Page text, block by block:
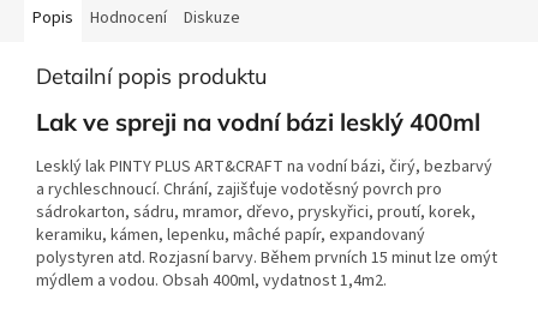
Popis Hodnocení Diskuze
Detailní popis produktu
Lak ve spreji na vodní bázi lesklý 400ml
Lesklý lak PINTY PLUS ART&CRAFT na vodní bázi, čirý, bezbarvý
a rychleschnoucí. Chrání, zajišťuje vodotěsný povrch pro
sádrokarton, sádru, mramor, dřevo, pryskyřici, proutí, korek,
keramiku, kámen, lepenku, mâché papír, expandovaný
polystyren atd. Rozjasní barvy. Během prvních 15 minut lze omýt
mýdlem a vodou. Obsah 400ml, vydatnost 1,4m2.